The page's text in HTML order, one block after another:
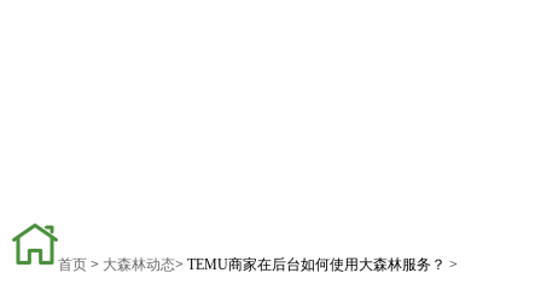
首页 > 大森林动态> TEMU商家在后台如何使用大森林服务？ >